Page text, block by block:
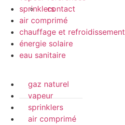
contact
sprinklers
air comprimé
chauffage et refroidissement
énergie solaire
eau sanitaire
gaz naturel
vapeur
sprinklers
air comprimé